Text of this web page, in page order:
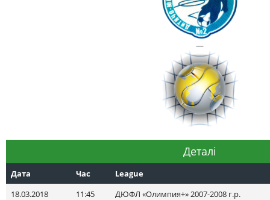
—
Деталі
Дата Час
League
18.03.2018
11:45 ДЮФЛ «Олимпия+» 2007-2008 г.р.